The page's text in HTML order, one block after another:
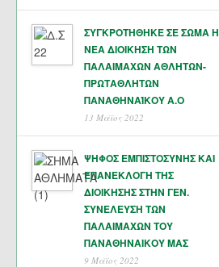
ΣΥΓΚΡΟΤΗΘΗΚΕ ΣΕ ΣΩΜΑ Η
ΝΕΑ ΔΙΟΙΚΗΣΗ ΤΩΝ
ΠΑΛΑΙΜΑΧΩΝ ΑΘΛΗΤΩΝ-
ΠΡΩΤΑΘΛΗΤΩΝ
ΠΑΝΑΘΗΝΑΊΚΟΥ Α.Ο
13 Μάϊος 2022
ΨΗΦΟΣ ΕΜΠΙΣΤΟΣΥΝΗΣ ΚΑΙ
ΕΠΑΝΕΚΛΟΓΗ ΤΗΣ
ΔΙΟΙΚΗΣΗΣ ΣΤΗΝ ΓΕΝ.
ΣΥΝΕΛΕΥΣΗ ΤΩΝ
ΠΑΛΑΙΜΑΧΩΝ ΤΟΥ
ΠΑΝΑΘΗΝΑΙΚΟΥ ΜΑΣ
9 Μάϊος 2022